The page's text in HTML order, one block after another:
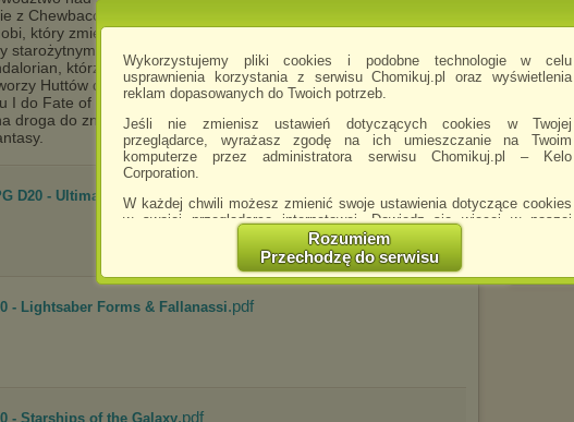
Wykorzystujemy pliki cookies i podobne technologie w celu
usprawnienia korzystania z serwisu Chomikuj.pl oraz wyświetlenia
reklam dopasowanych do Twoich potrzeb.
Jeśli nie zmienisz ustawień dotyczących cookies w Twojej
przeglądarce, wyrażasz zgodę na ich umieszczanie na Twoim
komputerze przez administratora serwisu Chomikuj.pl – Kelo
Corporation.
W każdej chwili możesz zmienić swoje ustawienia dotyczące cookies
w swojej przeglądarce internetowej. Dowiedz się więcej w naszej
http://chomikuj.pl/PolitykaPrywatnosci.aspx
Jednocześnie informujemy że zmiana ustawień przeglądarki może
spowodować ograniczenie korzystania ze strony Chomikuj.pl.
W przypadku braku twojej zgody na akceptację cookies niestety
Rozumiem
Przechodzę do serwisu
z Chewbaccą - jeszcze przed sojuszem z Lukiem Skywalkerem
który zmienił jego życie Wojny Sithów: postęp powszechnego
starożytnym Zakonem Jedi, ich mrocznym odpowiednikiem i
którzy walczyli przeciwko obu zakonom ...i wiele, wiele
Huttów do Nieznanych Regionów, od Knights of the Old
I do Fate of the Jedi i ery Dziedzictwa, Star Wars: The Essential
droga do znakomicie wymyślonej i nieskończenie intrygującej
D20 - Ultimate Alien Anthology (with WE)... .pdf
- Lightsaber Forms & Fallanassi.pdf
- Starships of the Galaxy.pdf